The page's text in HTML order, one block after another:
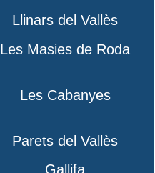
Llinars del Vallès
Les Masies de Roda
Les Cabanyes
Parets del Vallès
Gallifa